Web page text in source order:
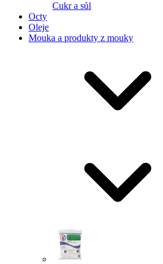
Cukr a sůl
Octy
Oleje
Mouka a produkty z mouky
Powered by chaterimo